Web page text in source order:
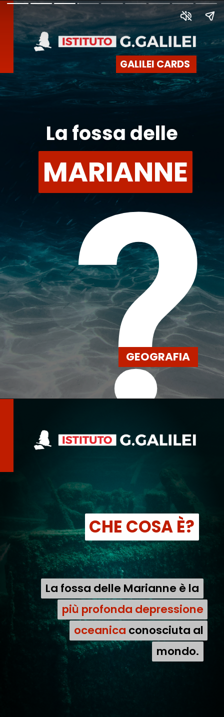
?
GEOGRAFIA
MARIANNE
MARIANNE
La fossa delle
GALILEI CARDS
La fossa delle Marianne è la
più profonda depressione
oceanica conosciuta al
mondo.
La fossa delle Marianne è la
più profonda depressione
oceanica conosciuta al
mondo.
CHE COSA È?
CHE COSA È?